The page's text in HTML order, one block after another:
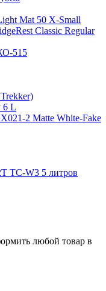
Mat 50 X-Small
Classic Regular
515
6 L
2 Matte White-Fake
TC-W3 5 литров
любой товар в